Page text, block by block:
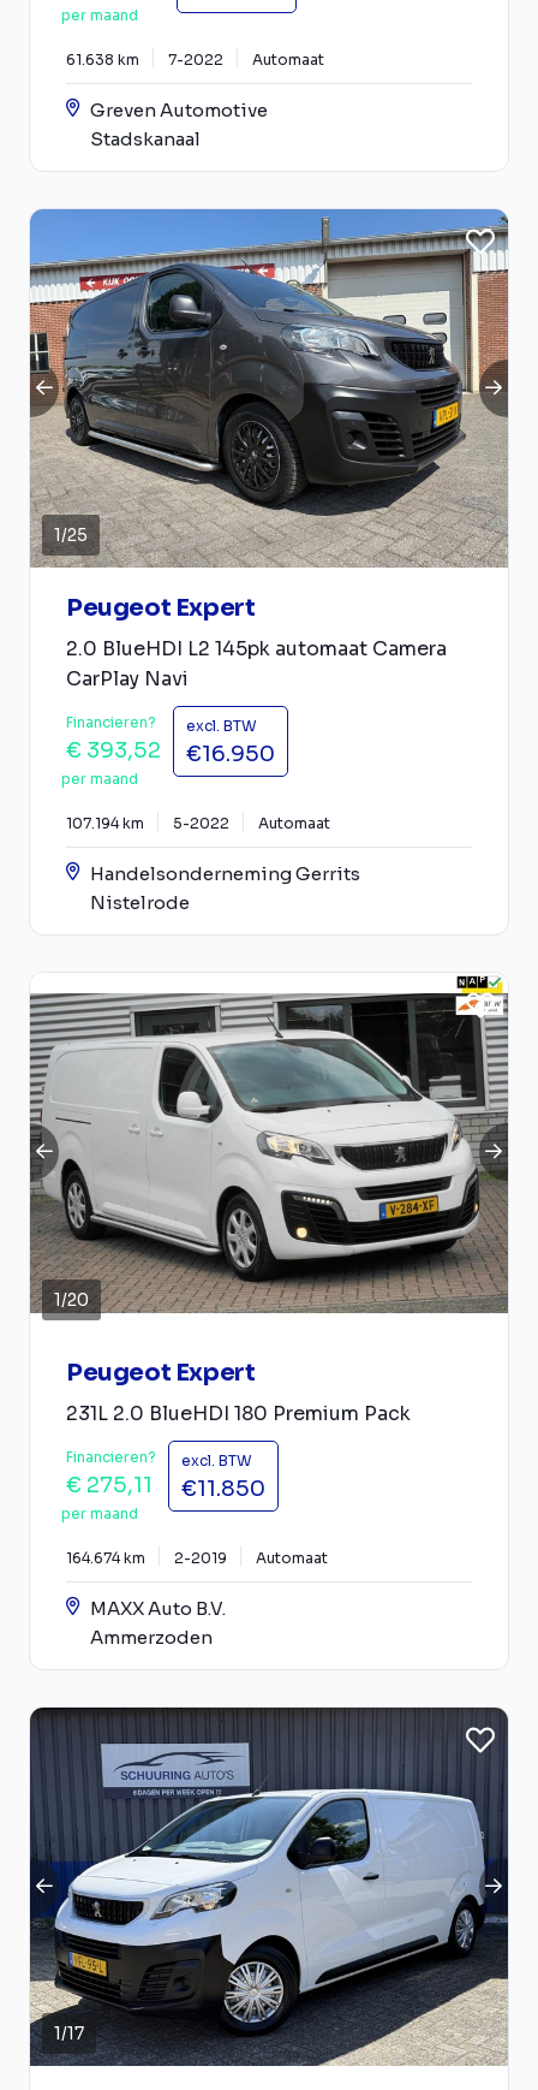
per maand
61.638 km 7-2022 Automaat
Greven Automotive
Stadskanaal
1/25
Peugeot Expert
2.0 BlueHDI L2 145pk automaat Camera
CarPlay Navi
Financieren?
€ 393,52
per maand
excl. BTW
€16.950
107.194 km 5-2022 Automaat
Handelsonderneming Gerrits
Nistelrode
1/20
Peugeot Expert
231L 2.0 BlueHDI 180 Premium Pack
Financieren?
€ 275,11
per maand
excl. BTW
€11.850
164.674 km 2-2019 Automaat
MAXX Auto B.V.
Ammerzoden
1/17